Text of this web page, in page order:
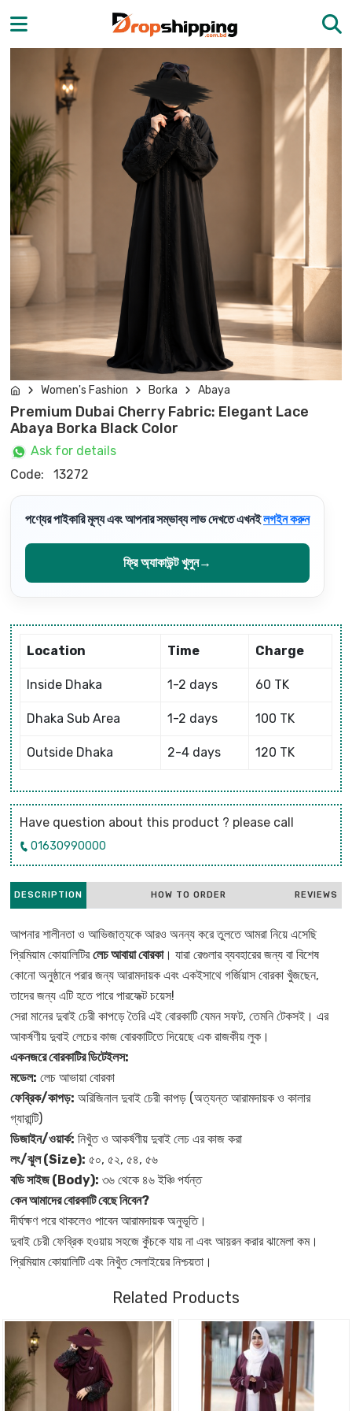
Women's Fashion Borka Abaya
Premium Dubai Cherry Fabric: Elegant Lace
Abaya Borka Black Color
Ask for details
Code:
13272
পণ্যের পাইকারি মূল্য এবং আপনার সম্ভাব্য লাভ দেখতে এখনইলগইন করুন
ফ্রি অ্যাকাউন্ট খুলুন→
Location Time Charge
Inside Dhaka 1-2 days 60 TK
Dhaka Sub Area 1-2 days 100 TK
Outside Dhaka 2-4 days 120 TK
Have question about this product ? please call
01630990000
DESCRIPTION HOW TO ORDER REVIEWS
আপনার শালীনতা ও আভিজাত্যকে আরও অনন্য করে তুলতে আমরা নিয়ে এসেছি
প্রিমিয়াম কোয়ালিটিরলেচ আবায়া বোরকা। যারা রেগুলার ব্যবহারের জন্য বা বিশেষ
কোনো অনুষ্ঠানে পরার জন্য আরামদায়ক এবং একইসাথে গর্জিয়াস বোরকা খুঁজছেন,
তাদের জন্য এটি হতে পারে পারফেক্ট চয়েস!
সেরা মানের দুবাই চেরী কাপড়ে তৈরি এই বোরকাটি যেমন সফট, তেমনি টেকসই। এর
আকর্ষণীয় দুবাই লেচের কাজ বোরকাটিতে দিয়েছে এক রাজকীয় লুক।
একনজরে বোরকাটির ডিটেইলস:
মডেল: লেচ আভায়া বোরকা
ফেব্রিক/কাপড়: অরিজিনাল দুবাই চেরী কাপড় (অত্যন্ত আরামদায়ক ও কালার
গ্যারান্টি)
ডিজাইন/ওয়ার্ক: নিখুঁত ও আকর্ষণীয় দুবাই লেচ এর কাজ করা
লং/ঝুল (Size): ৫০, ৫২, ৫৪, ৫৬
বডি সাইজ (Body): ৩৬ থেকে ৪৬ ইঞ্চি পর্যন্ত
কেন আমাদের বোরকাটি বেছে নিবেন?
দীর্ঘক্ষণ পরে থাকলেও পাবেন আরামদায়ক অনুভূতি।
দুবাই চেরী ফেব্রিক হওয়ায় সহজে কুঁচকে যায় না এবং আয়রন করার ঝামেলা কম।
প্রিমিয়াম কোয়ালিটি এবং নিখুঁত সেলাইয়ের নিশ্চয়তা।
Related Products